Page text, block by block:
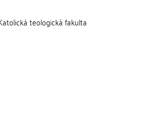
teologická fakulta